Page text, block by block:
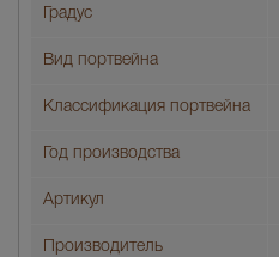
Градус
Вид портвейна
Классификация портвейна
Год производства
Артикул
Производитель